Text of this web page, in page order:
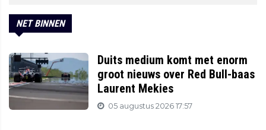
NET BINNEN
Duits medium komt met enorm
groot nieuws over Red Bull-baas
Laurent Mekies
05 augustus 2026 17:57